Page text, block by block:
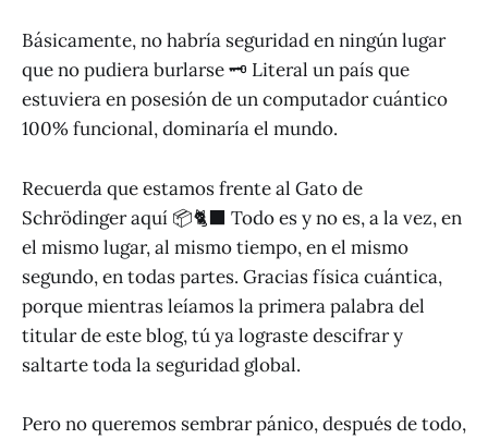
Básicamente, no habría seguridad en ningún lugar
que no pudiera burlarse 🗝 Literal un país que
estuviera en posesión de un computador cuántico
100% funcional, dominaría el mundo.
Recuerda que estamos frente al Gato de
Schrödinger aquí 📦🐈‍⬛ Todo es y no es, a la vez, en
el mismo lugar, al mismo tiempo, en el mismo
segundo, en todas partes. Gracias física cuántica,
porque mientras leíamos la primera palabra del
titular de este blog, tú ya lograste descifrar y
saltarte toda la seguridad global.
Pero no queremos sembrar pánico, después de todo,